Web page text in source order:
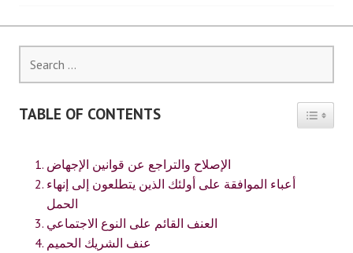
for:
TABLE OF CONTENTS TOGGLE
الإصلاح والتراجع عن قوانين الإجهاض
أعباء الموافقة على أولئك الذين يتطلعون إلى إنهاء
الحمل
العنف القائم على النوع الاجتماعي
عنف الشريك الحميم